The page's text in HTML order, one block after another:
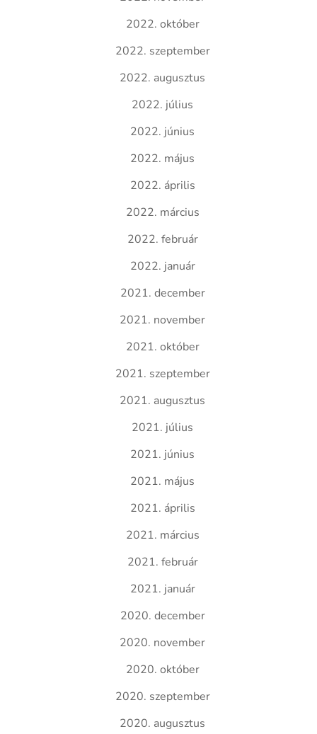
2022. október
2022. szeptember
2022. augusztus
2022. július
2022. június
2022. május
2022. április
2022. március
2022. február
2022. január
2021. december
2021. november
2021. október
2021. szeptember
2021. augusztus
2021. július
2021. június
2021. május
2021. április
2021. március
2021. február
2021. január
2020. december
2020. november
2020. október
2020. szeptember
2020. augusztus